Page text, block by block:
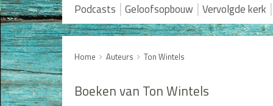
Praktisch Christen zijn
Podcasts | Geloofsopbouw | Vervolgde kerk |
Home Auteurs Ton Wintels
Boeken van Ton Wintels